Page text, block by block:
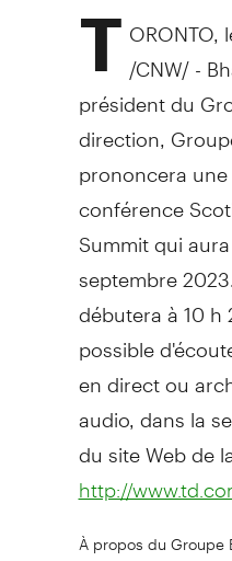
T ORONTO
/CNW/ -
président du
direction,
prononcera
conférence
Summit qui
septembre
débutera à 10 h
possible
en direct ou
audio, dans la
du site Web de
http://
À propos du Groupe